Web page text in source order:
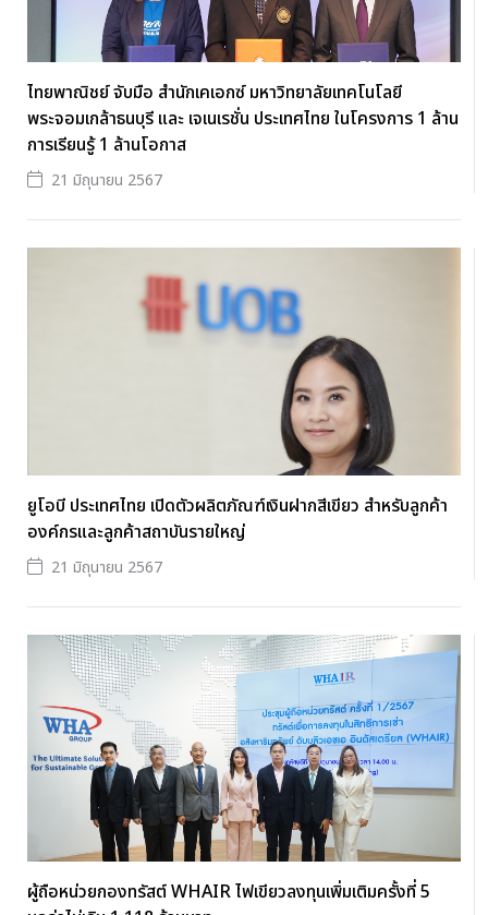
ไทยพาณิชย์ จับมือ สำนักเคเอกซ์ มหาวิทยาลัยเทคโนโลยี
พระจอมเกล้าธนบุรี และ เจเนเรชั่น ประเทศไทย ในโครงการ 1 ล้าน
การเรียนรู้ 1 ล้านโอกาส
21 มิถุนายน 2567
ยูโอบี ประเทศไทย เปิดตัวผลิตภัณฑ์เงินฝากสีเขียว สำหรับลูกค้า
องค์กรและลูกค้าสถาบันรายใหญ่
21 มิถุนายน 2567
ผู้ถือหน่วยกองทรัสต์ WHAIR ไฟเขียวลงทุนเพิ่มเติมครั้งที่ 5